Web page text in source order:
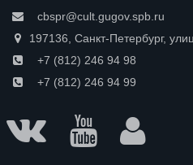
cbspr@cult.gugov.spb.ru
197136, Санкт-Петербург,
+7 (812) 246 94 98
+7 (812) 246 94 99